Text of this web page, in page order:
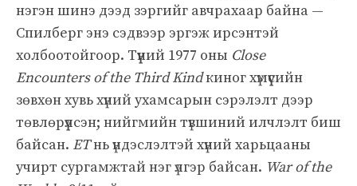
нэгэн шинэ дээд зэргийг авчрахаар байна —
Спилберг энэ сэдвээр эргэж ирсэнтэй
холбоотойгоор. Түүний 1977 оны Close
Encounters of the Third Kindкиног хүмүүсийн
зөвхөн хувь хүний ухамсарын сэрэлэлт дээр
төвлөрүүлсэн; нийгмийн түвшиний илчлэлт биш
байсан. ETнь үндэслэлтэй хүний харьцааны
учирт сургамжтай нэг үлгэр байсан. War of the